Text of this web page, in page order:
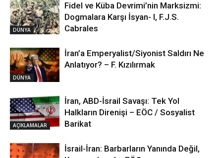
DÜNYA
Fidel ve Küba Devrimi’nin Marksizmi:
Dogmalara Karşı İsyan- I, F.J.S.
Cabrales
DÜNYA
İran’a Emperyalist/Siyonist Saldırı Ne
Anlatıyor? – F. Kızılırmak
AÇIKLAMALAR
İran, ABD-İsrail Savaşı: Tek Yol
Halkların Direnişi – EÖC / Sosyalist
Barikat
İsrail-İran: Barbarların Yanında Değil,